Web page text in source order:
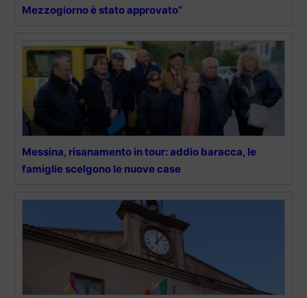
Mezzogiorno è stato approvato”
Messina, risanamento in tour: addio baracca, le
famiglie scelgono le nuove case